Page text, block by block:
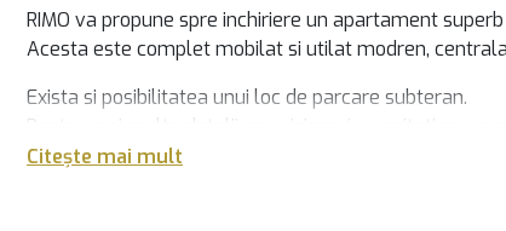
RIMO va propune spre inchiriere un apartament
Acesta este complet mobilat si utilat modren,
Exista si posibilitatea unui loc de parcare subteran.
Pentru mai multe detalii sau vizionari nu ezitati sa ne
Citește mai mult